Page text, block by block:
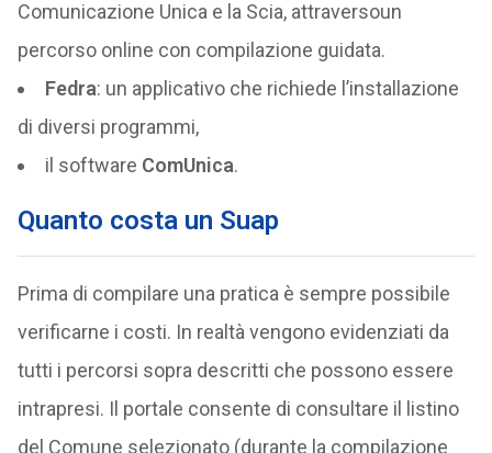
Comunicazione Unica e la Scia, attraversoun
percorso online con compilazione guidata.
Fedra: un applicativo che richiede l’installazione
di diversi programmi,
il software ComUnica.
Quanto costa un Suap
Prima di compilare una pratica è sempre possibile
verificarne i costi. In realtà vengono evidenziati da
tutti i percorsi sopra descritti che possono essere
intrapresi. Il portale consente di consultare il listino
del Comune selezionato (durante la compilazione